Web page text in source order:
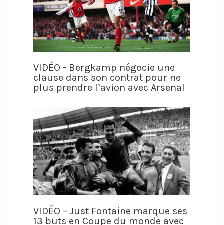
VIDÉO - Bergkamp négocie une
clause dans son contrat pour ne
plus prendre l’avion avec Arsenal
VIDÉO – Just Fontaine marque ses
13 buts en Coupe du monde avec